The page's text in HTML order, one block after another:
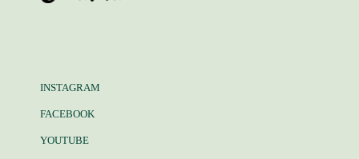
INSTAGRAM
FACEBOOK
YOUTUBE